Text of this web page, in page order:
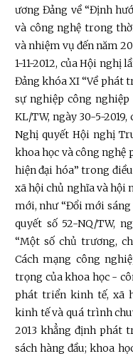
ương Đảng về “Định
và công nghệ trong
và nhiệm vụ đến năm
1-11-2012, của Hội nghị
Đảng khóa XI “Về phát
sự nghiệp công nghiệp
KL/TW, ngày 30-5-
Nghị quyết Hội nghị
khoa học và công nghệ
hiện đại hóa” trong
xã hội chủ nghĩa và hội
mới, như “Đổi mới sáng
quyết số 52-NQ/TW,
“Một số chủ trương,
Cách mạng công
trọng của khoa học -
phát triển kinh tế, xã
kinh tế và quá trình
2013 khẳng định phát
sách hàng đầu; khoa